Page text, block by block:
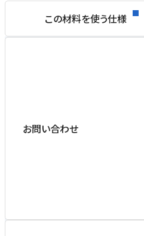
この材料を使う仕様
お問い合わせ